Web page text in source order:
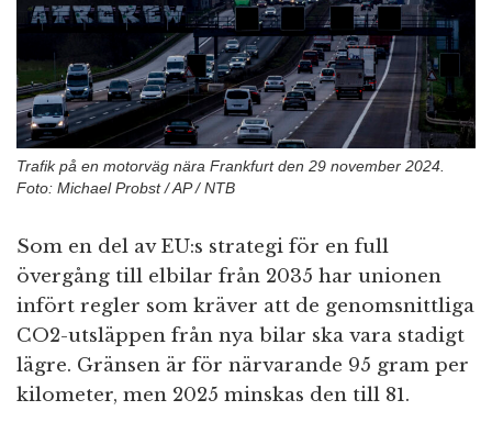
Trafik på en motorväg nära Frankfurt den 29 november 2024.
Foto: Michael Probst / AP / NTB
Som en del av EU:s strategi för en full
övergång till elbilar från 2035 har unionen
infört regler som kräver att de genomsnittliga
CO2-utsläppen från nya bilar ska vara stadigt
lägre. Gränsen är för närvarande 95 gram per
kilometer, men 2025 minskas den till 81.